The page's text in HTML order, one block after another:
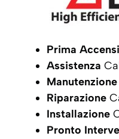
Prima
Assistenza
Manutenzione
Riparazione
Installazione
Pronto